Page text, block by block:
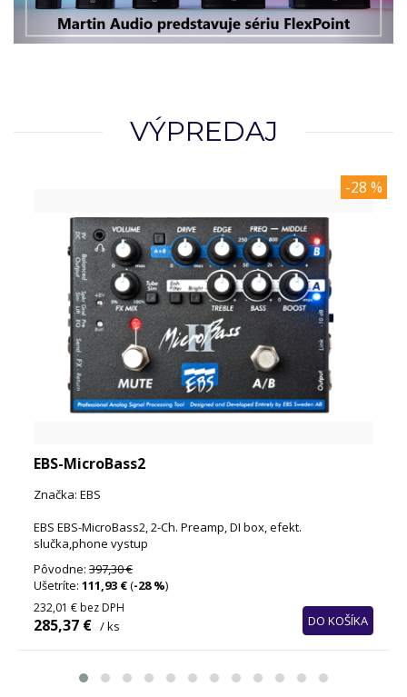
VÝPREDAJ
-28 %
EBS-MicroBass2
Značka: EBS
EBS EBS-MicroBass2, 2-Ch. Preamp, DI box, efekt.
slučka,phone vystup
Pôvodne: 397,30 €
Ušetríte: 111,93 €(-28 %)
232,01 € bez DPH
285,37 € / ks DO KOŠÍKA